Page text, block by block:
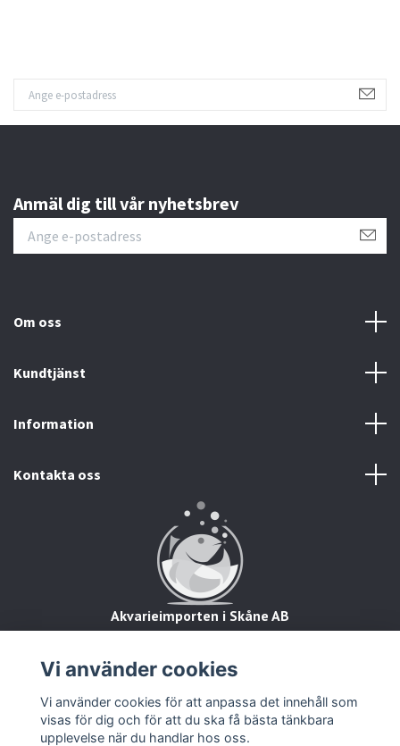
Anmäl dig till vår nyhetsbrev
Om oss
Kundtjänst
Information
Kontakta oss
Akvarieimporten i Skåne AB
28234 Tyringe
Org.nr: 559093-8832
Vi använder cookies
Vi använder cookies för att anpassa det innehåll som
visas för dig och för att du ska få bästa tänkbara
upplevelse när du handlar hos oss.